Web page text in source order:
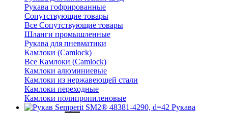
Рукава гофрированные
Сопутствующие товары
Все Сопутствующие товары
Шланги промышленные
Рукава для пневматики
Камлоки (Camlock)
Все Камлоки (Camlock)
Камлоки алюминиевые
Камлоки из нержавеющей стали
Камлоки переходные
Камлоки полипропиленовые
Рукава